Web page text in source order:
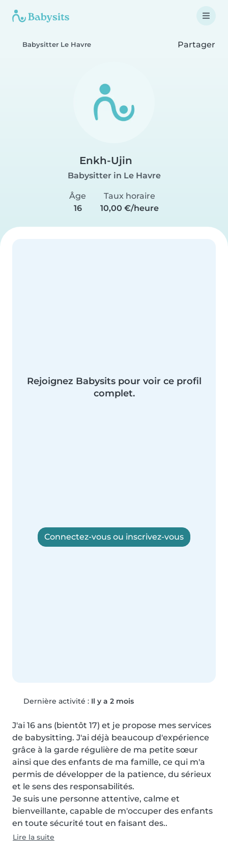
Babysitter Le Havre Partager
Enkh-Ujin
Babysitter in Le Havre
Âge
16
Taux horaire
10,00 €/heure
Rejoignez Babysits pour voir ce profil
complet.
Connectez-vous ou inscrivez-vous
Dernière activité : Il y a 2 mois
J'ai 16 ans (bientôt 17) et je propose mes services
de babysitting. J'ai déjà beaucoup d'expérience
grâce à la garde régulière de ma petite sœur
ainsi que des enfants de ma famille, ce qui m'a
permis de développer de la patience, du sérieux
et le sens des responsabilités.
Je suis une personne attentive, calme et
bienveillante, capable de m'occuper des enfants
en toute sécurité tout en faisant des..
Lire la suite